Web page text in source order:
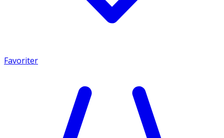
Favoriter